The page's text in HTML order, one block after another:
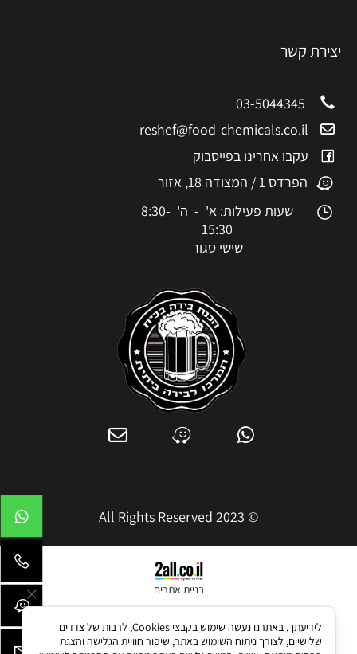
יצירת קשר
reshef@food-chemicals.co.il
עקבו אחרינו בפייסבוק
הפרדס 1 / המצודה 18, אזור
שעות פעילות: א' - ה' 8:30-
15:30
שישי סגור
© 2023 All Rights Reserved
בניית אתרים
לידיעתך, באתרנו נעשה שימוש בקבצי Cookies, לרבות של צדדים
שלישיים, לצורך ניתוח השימוש באתר, שיפור חוויית הגלישה והצגת